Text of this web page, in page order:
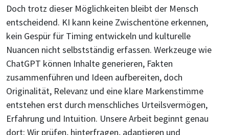
Doch trotz dieser Möglichkeiten bleibt der Mensch
entscheidend. KI kann keine Zwischentöne erkennen,
kein Gespür für Timing entwickeln und kulturelle
Nuancen nicht selbstständig erfassen. Werkzeuge wie
ChatGPT können Inhalte generieren, Fakten
zusammenführen und Ideen aufbereiten, doch
Originalität, Relevanz und eine klare Markenstimme
entstehen erst durch menschliches Urteilsvermögen,
Erfahrung und Intuition. Unsere Arbeit beginnt genau
dort: Wir prüfen, hinterfragen, adaptieren und